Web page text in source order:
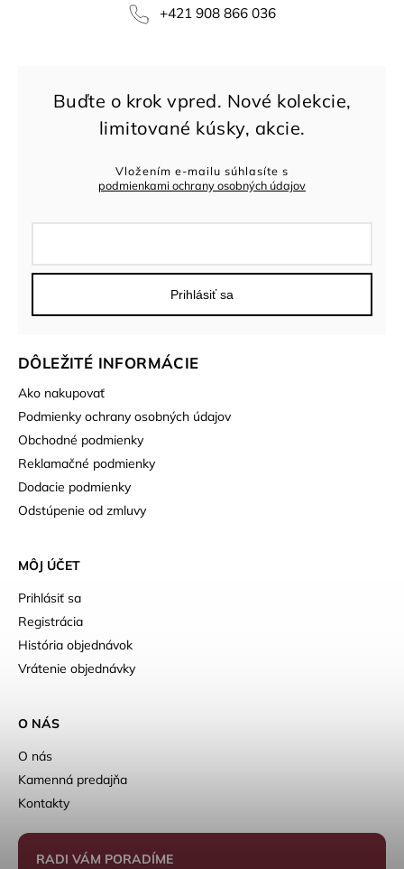
+421 908 866 036
DÔLEŽITÉ INFORMÁCIE
Ako nakupovať
Podmienky ochrany osobných údajov
Obchodné podmienky
Reklamačné podmienky
Dodacie podmienky
Odstúpenie od zmluvy
MÔJ ÚČET
Prihlásiť sa
Registrácia
História objednávok
Vrátenie objednávky
Vložením e-mailu súhlasíte s
podmienkami ochrany osobných údajov
Prihlásiť sa
O NÁS
O nás
Kamenná predajňa
Kontakty
RADI VÁM PORADÍME